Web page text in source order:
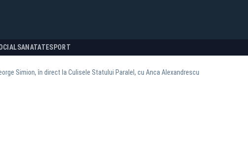
SANATATESPORT
Simion, în direct la Culisele Statului Paralel, cu Anca Alexandrescu